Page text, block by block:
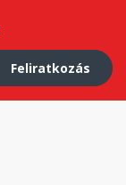
Feliratkozás